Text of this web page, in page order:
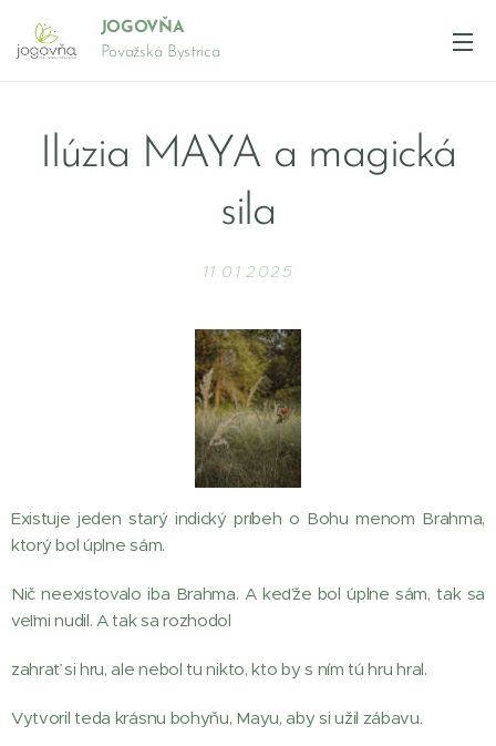
JOGOVŇA
Považská Bystrica
Ilúzia MAYA a magická
sila
11.01.2025
Existuje jeden starý indický príbeh o Bohu menom Brahma,
ktorý bol úplne sám.
Nič neexistovalo iba Brahma. A keďže bol úplne sám, tak sa
veľmi nudil. A tak sa rozhodol
zahrať si hru, ale nebol tu nikto, kto by s ním tú hru hral.
Vytvoril teda krásnu bohyňu, Mayu, aby si užil zábavu.